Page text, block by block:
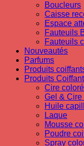
Boucleurs
Caisse
Espace
Fauteuils
Fauteuils
Nouveautés
Parfums
Produits
Produits
Cire
Gel & Cire
Huile
Laque
Mousse
Poudre
Spray